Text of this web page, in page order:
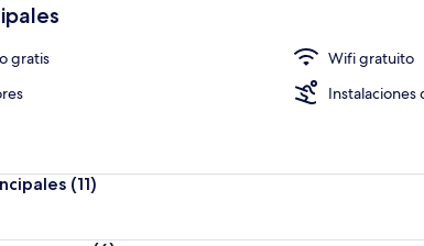
gratis
Wifi gratuito
Instalaciones
(11)